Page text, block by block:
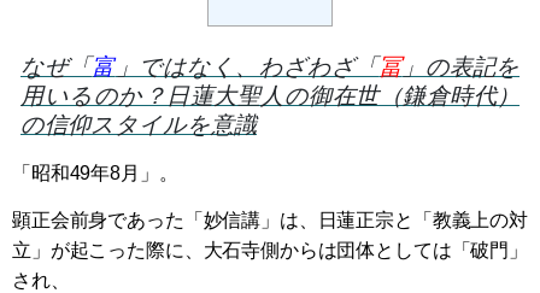
なぜ「富」ではなく、わざわざ「冨」の表記を
用いるのか？日蓮大聖人の御在世（鎌倉時代）
の信仰スタイルを意識
「昭和49年8月」。
顕正会前身であった「妙信講」は、日蓮正宗と「教義上の対
立」が起こった際に、大石寺側からは団体としては「破門」
され、